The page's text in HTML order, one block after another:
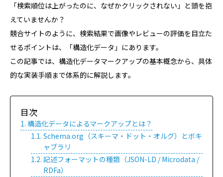
「検索順位は上がったのに、なぜかクリックされない」と頭を抱
えていませんか？
競合サイトのように、検索結果で画像やレビューの評価を目立た
せるポイントは、「構造化データ」にあります。
この記事では、構造化データマークアップの基本概念から、具体
的な実装手順まで体系的に解説します。
目次
構造化データによるマークアップとは？
Schema.org（スキーマ・ドット・オルグ）とボキ
ャブラリ
記述フォーマットの種類（JSON-LD / Microdata /
RDFa）